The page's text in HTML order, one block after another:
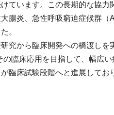
ています。この長期的な協力
腸炎、急性呼吸窮迫症候群（
。
究から臨床開発への橋渡しを
臨床応用を目指して、幅広
臨床試験段階へと進展してお